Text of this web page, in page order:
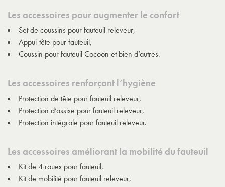
Les accessoires pour augmenter le confort
Set de coussins pour fauteuil releveur,
Appui-tête pour fauteuil,
Coussin pour fauteuil Cocoon et bien d’autres.
Les accessoires renforçant l’hygiène
Protection de tête pour fauteuil releveur,
Protection d’assise pour fauteuil releveur,
Protection intégrale pour fauteuil releveur.
Les accessoires améliorant la mobilité du fauteuil
Kit de 4 roues pour fauteuil,
Kit de mobilité pour fauteuil releveur,